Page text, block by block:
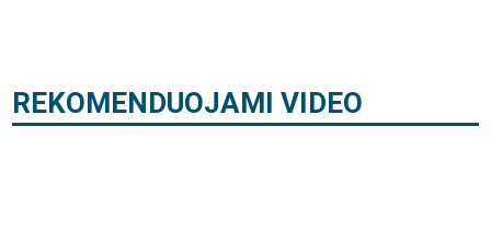
REKOMENDUOJAMI VIDEO